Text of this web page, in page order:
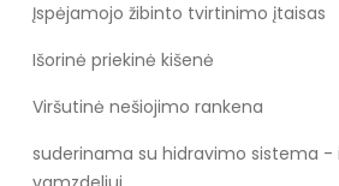
Įspėjamojo žibinto tvirtinimo įtaisas
Išorinė priekinė kišenė
Viršutinė nešiojimo rankena
suderinama su hidravimo sistema -